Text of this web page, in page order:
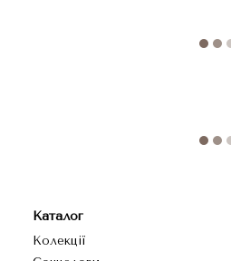
Каталог
Колекції